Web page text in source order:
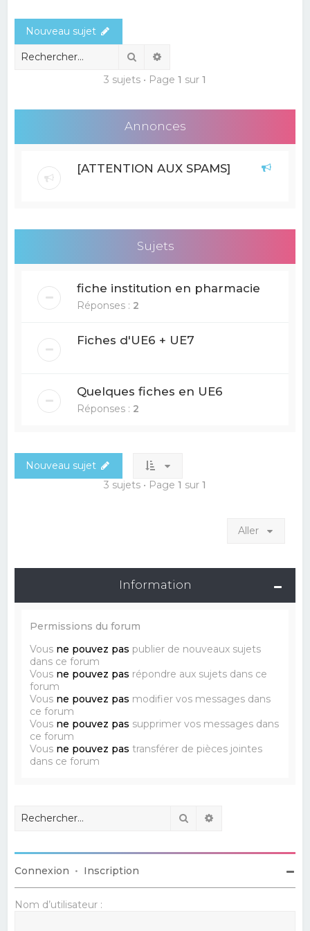
r
Nouveau sujet
Rechercher
3 sujets • Page 1 sur 1
Annonces
[ATTENTION AUX SPAMS]
Sujets
fiche institution en pharmacie
Réponses : 2
Fiches d'UE6 + UE7
Quelques fiches en UE6
Réponses : 2
Nouveau sujet
3 sujets • Page 1 sur 1
Aller
Information
Permissions du forum
Vous ne pouvez pas publier de nouveaux sujets
dans ce forum
Vous ne pouvez pas répondre aux sujets dans ce
forum
Vous ne pouvez pas modifier vos messages dans
ce forum
Vous ne pouvez pas supprimer vos messages dans
ce forum
Vous ne pouvez pas transférer de pièces jointes
dans ce forum
Rechercher
Connexion • Inscription
Nom d’utilisateur :